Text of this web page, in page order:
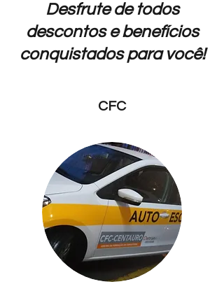
Desfrute de todos
descontos e benefícios
conquistados para você!
CFC